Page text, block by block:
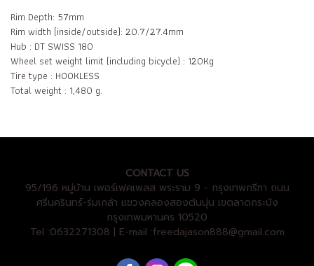
Rim Depth: 57mm
Rim width (inside/outside): 20.7/27.4mm
Hub : DT SWISS 180
Wheel set weight limit (including bicycle) : 120Kg
Tire type : HOOKLESS
Total weight : 1,480 g.
CONTACT US
95/196 หมู่บ้าน เพอร์เฟคเพลส พระราม 9 - กรุงเทพกรีฑา ถนน
ศรีนครินทร์-ร่มเกล้า แขวงคลองสองต้นนุ่น เขตลาดกระบัง
กรุงเทพมหานคร 10520
Tel :0632271308 | E-mail :freedajason888@gmail.com